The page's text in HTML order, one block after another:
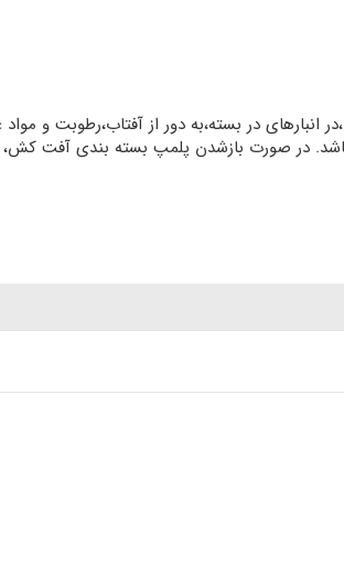
در بسته،به دور از آفتاب،رطوبت و
تا 35+ درجه سلسیوس می باشد. در صورت بازشدن پلمپ